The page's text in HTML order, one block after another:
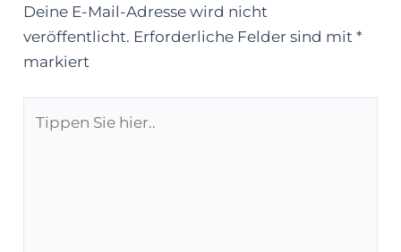
Deine E-Mail-Adresse wird nicht
veröffentlicht. Erforderliche Felder sind mit*
markiert
Sie